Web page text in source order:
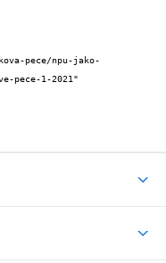
pece-1-2021"